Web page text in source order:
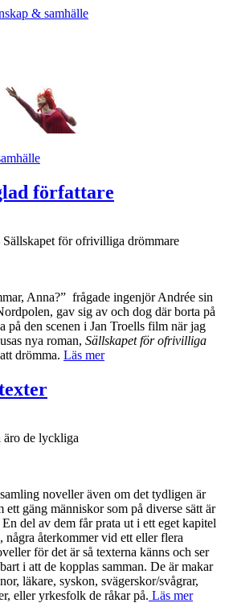
författare
Sällskapet för ofrivilliga drömmare
Anna?” frågade ingenjör Andrée sin
gav sig av och dog där borta på
på den scenen i Jan Troells film när jag
nya roman, Sällskapet för ofrivilliga
drömma. Läs mer
äro de lyckliga
noveller även om det tydligen är
ett gäng människor som på diverse sätt är
del av dem får prata ut i ett eget kapitel
några återkommer vid ett eller flera
för det är så texterna känns och ser
i att de kopplas samman. De är makar
läkare, syskon, svägerskor/svågrar,
eller yrkesfolk de råkar på. Läs mer